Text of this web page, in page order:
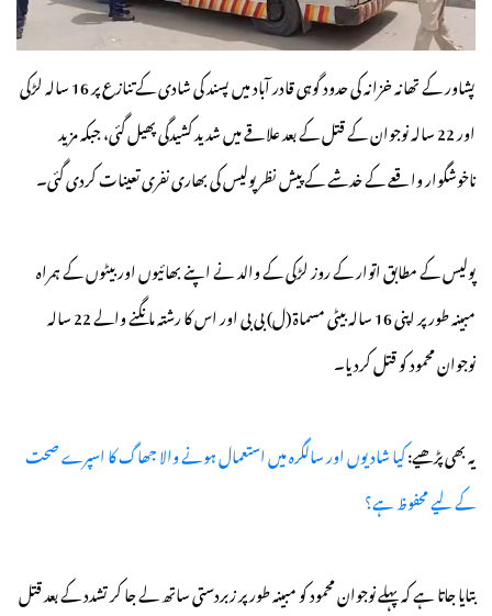
پشاور کے تھانہ خزانہ کی حدود گوہی قادر آباد میں پسند کی شادی کے تنازع پر 16 سالہ لڑکی
اور 22 سالہ نوجوان کے قتل کے بعد علاقے میں شدید کشیدگی پھیل گئی، جبکہ مزید
ناخوشگوار واقعے کے خدشے کے پیش نظر پولیس کی بھاری نفری تعینات کردی گئی۔
پولیس کے مطابق اتوار کے روز لڑکی کے والد نے اپنے بھائیوں اور بیٹوں کے ہمراہ
مبینہ طور پر اپنی 16 سالہ بیٹی مسماة (ل) بی بی اور اس کا رشتہ مانگنے والے 22 سالہ
نوجوان محمود کو قتل کردیا۔
یہ بھی پڑھیے:کیا شادیوں اور سالگرہ میں استعمال ہونے والا جھاگ کا اسپرے صحت
کے لیے محفوظ ہے؟
بتایا جاتا ہے کہ پہلے نوجوان محمود کو مبینہ طور پر زبردستی ساتھ لے جا کر تشدد کے بعد قتل